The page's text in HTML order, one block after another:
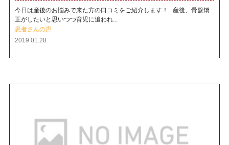
今日は産後のお悩みで来た方の口コミをご紹介します！ 産後、骨盤矯
正がしたいと思いつつ育児に追われ...
患者さんの声
2019.01.28